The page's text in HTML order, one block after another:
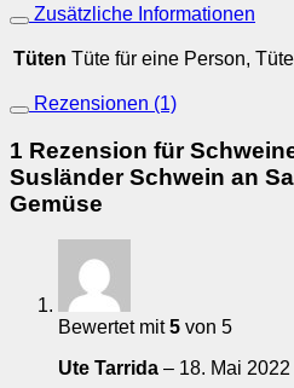
Zusätzliche Informationen
Tüten Tüte für eine Person,
Rezensionen (1)
1 Rezension für
Susländer Schwein an
Gemüse
Bewertet mit5 von 5
Ute Tarrida – 18. Mai 2022